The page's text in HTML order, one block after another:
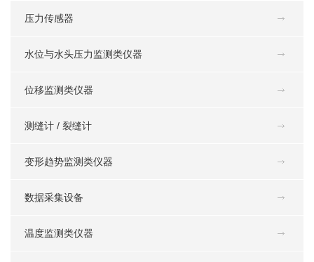
压力传感器
水位与水头压力监测类仪器
位移监测类仪器
测缝计 / 裂缝计
变形趋势监测类仪器
数据采集设备
温度监测类仪器